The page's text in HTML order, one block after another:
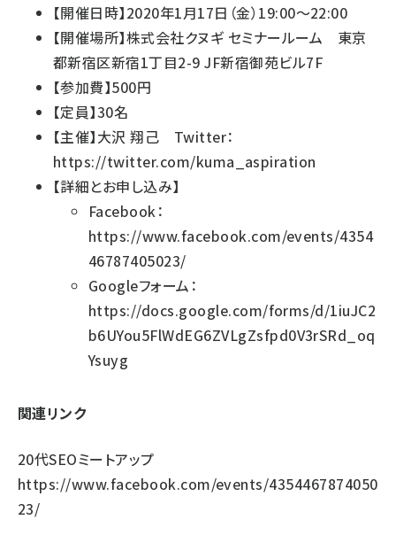
【開催日時】2020年1月17日（金）19:00〜22:00
【開催場所】株式会社クヌギ セミナールーム 東京
都新宿区新宿1丁目2-9 JF新宿御苑ビル7F
【参加費】500円
【定員】30名
【主催】大沢 翔己 Twitter：
https://twitter.com/kuma_aspiration
【詳細とお申し込み】
Facebook：
https://www.facebook.com/events/4354
46787405023/
Googleフォーム：
https://docs.google.com/forms/d/1iuJC2
b6UYou5FlWdEG6ZVLgZsfpd0V3rSRd_oq
Ysuyg
関連リンク
20代SEOミートアップ
https://www.facebook.com/events/4354467874050
23/